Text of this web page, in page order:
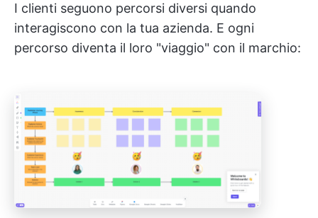
I clienti seguono percorsi diversi quando
interagiscono con la tua azienda. E ogni
percorso diventa il loro "viaggio" con il marchio: